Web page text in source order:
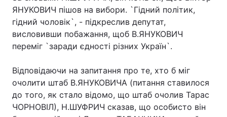
Головна Війна
Політика
Економіка Світ
Спорт Наука
Техно і зв'язок Лайт
ЯНУКОВИЧ пішов на вибори. `Гідний політик,
гідний чоловік`, - підкреслив депутат,
висловивши побажання, щоб В.ЯНУКОВИЧ
переміг `заради єдності різних Україн`.
Відповідаючи на запитання про те, хто б міг
очолити штаб В.ЯНУКОВИЧА (питання ставилося
до того, як стало відомо, що штаб очолив Тарас
ЧОРНОВІЛ), Н.ШУФРИЧ сказав, що особисто він